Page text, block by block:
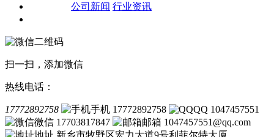
公司新闻 行业资讯
扫一扫，添加微信
热线电话：
17772892758 手机 17772892758
QQ 1047457551
微信 17703817847
邮箱 1047457551@qq.com
地址 新乡市牧野区宏力大道9号利菲尔特大厦